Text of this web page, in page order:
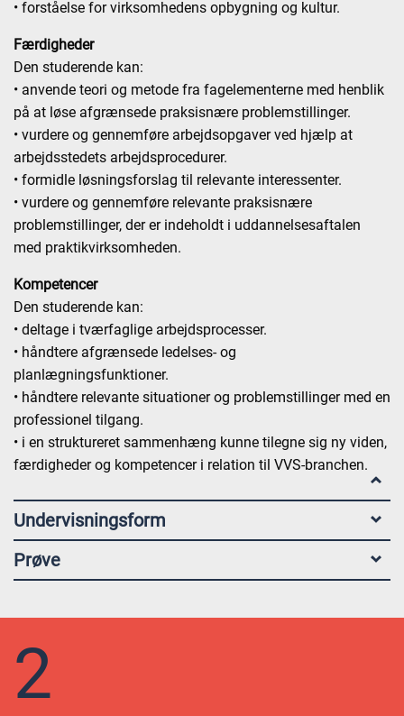
• forståelse for virksomhedens opbygning og kultur.
Færdigheder
Den studerende kan:
• anvende teori og metode fra fagelementerne med henblik
på at løse afgrænsede praksisnære problemstillinger.
• vurdere og gennemføre arbejdsopgaver ved hjælp at
arbejdsstedets arbejdsprocedurer.
• formidle løsningsforslag til relevante interessenter.
• vurdere og gennemføre relevante praksisnære
problemstillinger, der er indeholdt i uddannelsesaftalen
med praktikvirksomheden.
Kompetencer
Den studerende kan:
• deltage i tværfaglige arbejdsprocesser.
• håndtere afgrænsede ledelses- og
planlægningsfunktioner.
• håndtere relevante situationer og problemstillinger med en
professionel tilgang.
• i en struktureret sammenhæng kunne tilegne sig ny viden,
færdigheder og kompetencer i relation til VVS-branchen.
Undervisningsform
Prøve
2